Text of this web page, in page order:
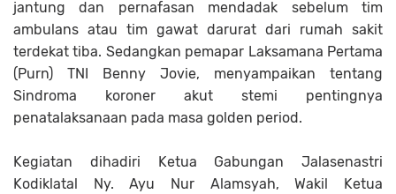
jantung dan pernafasan mendadak sebelum tim
ambulans atau tim gawat darurat dari rumah sakit
terdekat tiba. Sedangkan pemapar Laksamana Pertama
(Purn) TNI Benny Jovie, menyampaikan tentang
Sindroma koroner akut stemi pentingnya
penatalaksanaan pada masa golden period.
Kegiatan dihadiri Ketua Gabungan Jalasenastri
Kodiklatal Ny. Ayu Nur Alamsyah, Wakil Ketua